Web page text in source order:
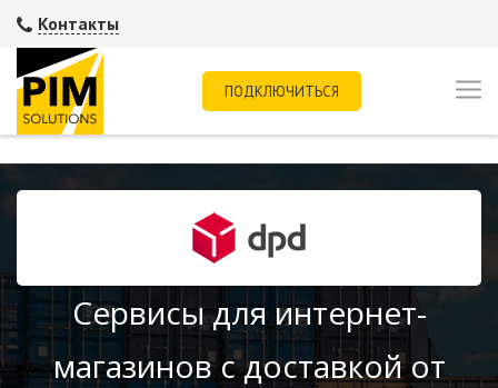
Контакты
ПОДКЛЮЧИТЬСЯ
Сервисы для интернет-
магазинов с доставкой от